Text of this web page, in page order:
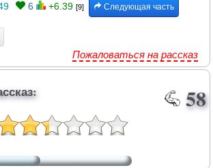
6 +6.39 [9] Следующая часть
Пожаловаться на рассказ
58